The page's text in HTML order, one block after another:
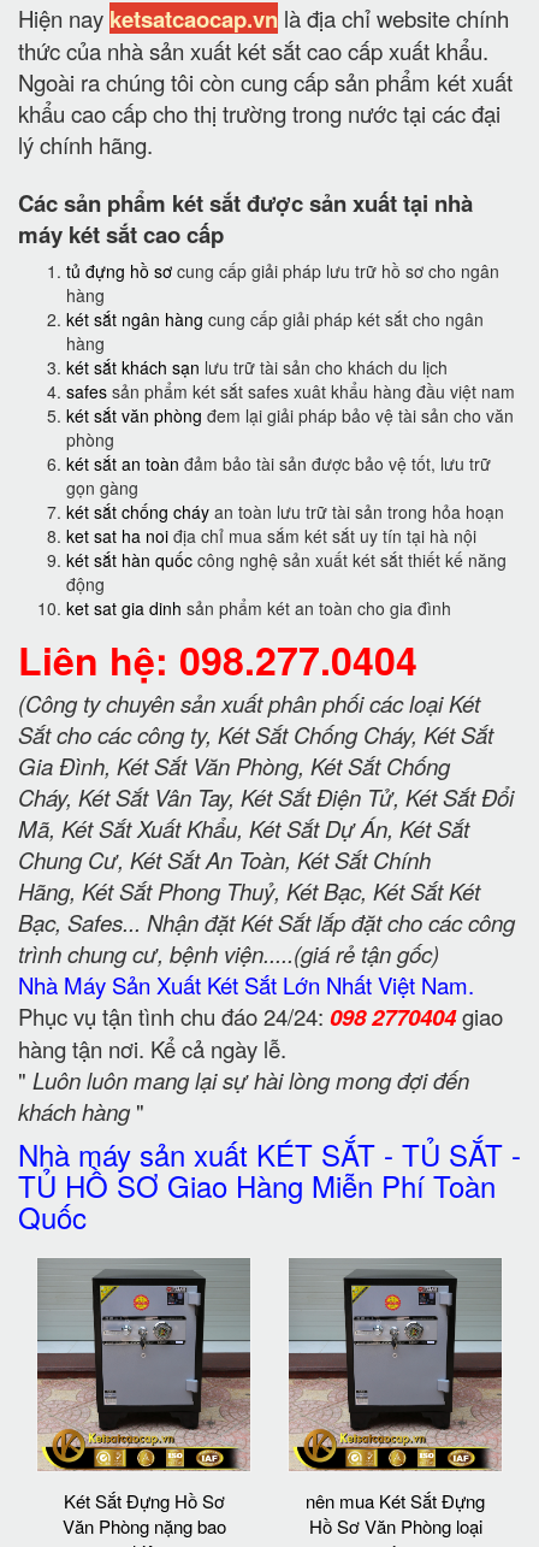
Hiện nay ketsatcaocap.vn là địa chỉ website chính
thức của nhà sản xuất két sắt cao cấp xuất khẩu.
Ngoài ra chúng tôi còn cung cấp sản phẩm két xuất
khẩu cao cấp cho thị trường trong nước tại các đại
lý chính hãng.
Các sản phẩm két sắt được sản xuất tại nhà
máy két sắt cao cấp
tủ đựng hồ sơ cung cấp giải pháp lưu trữ hồ sơ cho ngân
hàng
két sắt ngân hàng cung cấp giải pháp két sắt cho ngân
hàng
két sắt khách sạn lưu trữ tài sản cho khách du lịch
safes sản phẩm két sắt safes xuât khẩu hàng đầu việt nam
két sắt văn phòng đem lại giải pháp bảo vệ tài sản cho văn
phòng
két sắt an toàn đảm bảo tài sản được bảo vệ tốt, lưu trữ
gọn gàng
két sắt chống cháy an toàn lưu trữ tài sản trong hỏa hoạn
ket sat ha noi địa chỉ mua sắm két sắt uy tín tại hà nội
két sắt hàn quốc công nghệ sản xuất két sắt thiết kế năng
động
ket sat gia dinh sản phẩm két an toàn cho gia đình
Liên hệ: 098.277.0404
(Công ty chuyên sản xuất phân phối các loại Két
Sắt cho các công ty, Két Sắt Chống Cháy, Két Sắt
Gia Đình, Két Sắt Văn Phòng, Két Sắt Chống
Cháy, Két Sắt Vân Tay, Két Sắt Điện Tử, Két Sắt Đổi
Mã, Két Sắt Xuất Khẩu, Két Sắt Dự Án, Két Sắt
Chung Cư, Két Sắt An Toàn, Két Sắt Chính
Hãng, Két Sắt Phong Thuỷ, Két Bạc, Két Sắt Két
Bạc, Safes... Nhận đặt Két Sắt lắp đặt cho các công
trình chung cư, bệnh viện.....(giá rẻ tận gốc)
Nhà Máy Sản Xuất Két Sắt Lớn Nhất Việt Nam.
Phục vụ tận tình chu đáo 24/24: 098 2770404giao
hàng tận nơi. Kể cả ngày lễ.
" Luôn luôn mang lại sự hài lòng mong đợi đến
khách hàng"
Nhà máy sản xuất KÉT SẮT - TỦ SẮT -
TỦ HỒ SƠ Giao Hàng Miễn Phí Toàn
Quốc
Két Sắt Đựng Hồ Sơ
Văn Phòng nặng bao
nên mua Két Sắt Đựng
Hồ Sơ Văn Phòng loại